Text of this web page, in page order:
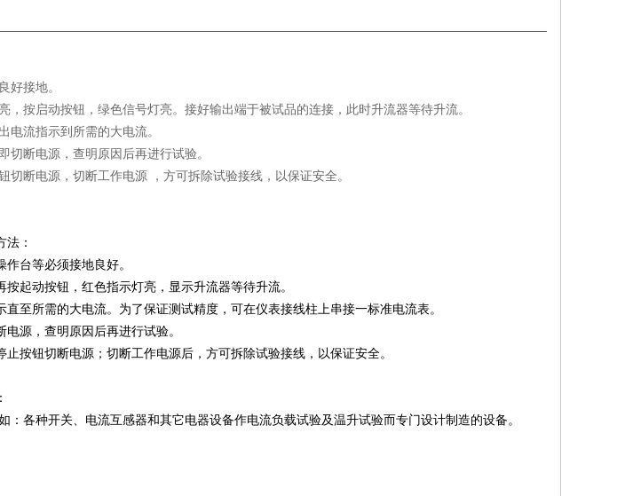
好接地。
按启动按钮，绿色信号灯亮。接好输出端于被试品的连接，此时升流器等待升流。
流指示到所需的大电流。
断电源，查明原因后再进行试验。
断电源，切断工作电源 ，方可拆除试验接线，以保证安全。
法：
台等必须接地良好。
起动按钮，红色指示灯亮，显示升流器等待升流。
至所需的大电流。为了保证测试精度，可在仪表接线柱上串接一标准电流表。
源，查明原因后再进行试验。
按钮切断电源；切断工作电源后，方可拆除试验接线，以保证安全。
：各种开关、电流互感器和其它电器设备作电流负载试验及温升试验而专门设计制造的设备。